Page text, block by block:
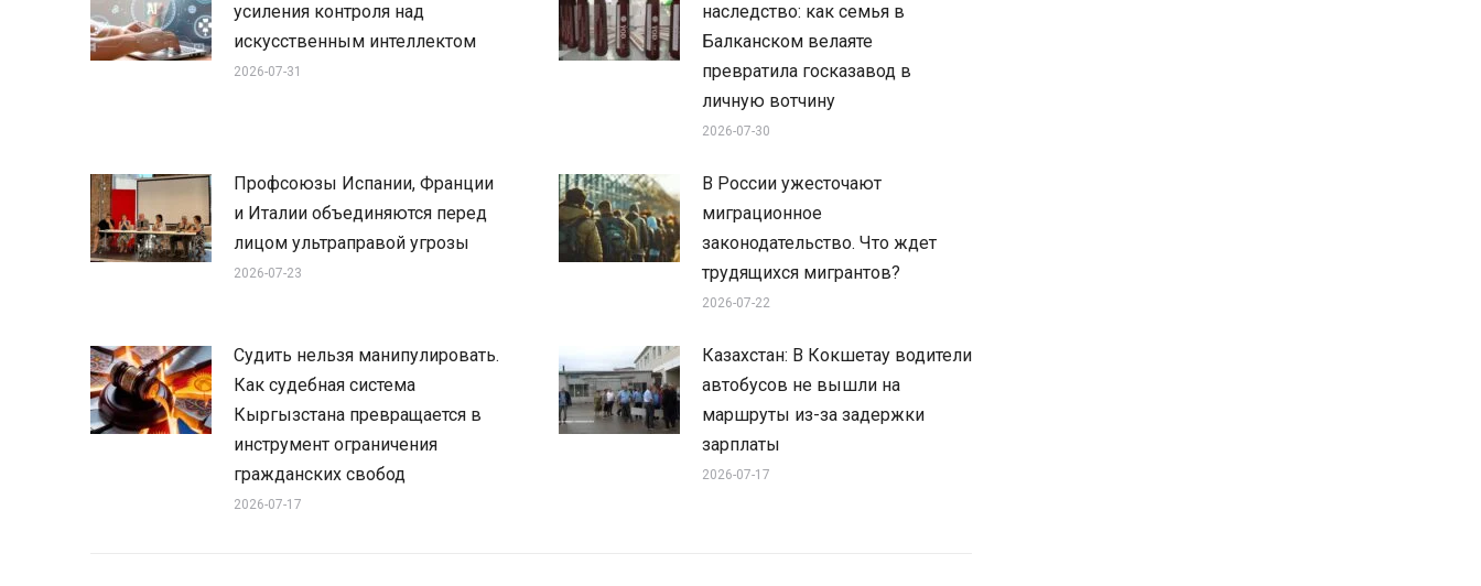
усиления контроля над
искусственным интеллектом
2026-07-31
наследство: как семья в
Балканском велаяте
превратила госказавод в
личную вотчину
2026-07-30
Профсоюзы Испании, Франции
и Италии объединяются перед
лицом ультраправой угрозы
2026-07-23
В России ужесточают
миграционное
законодательство. Что ждет
трудящихся мигрантов?
2026-07-22
Судить нельзя манипулировать.
Как судебная система
Кыргызстана превращается в
инструмент ограничения
гражданских свобод
2026-07-17
Казахстан: В Кокшетау водители
автобусов не вышли на
маршруты из-за задержки
зарплаты
2026-07-17